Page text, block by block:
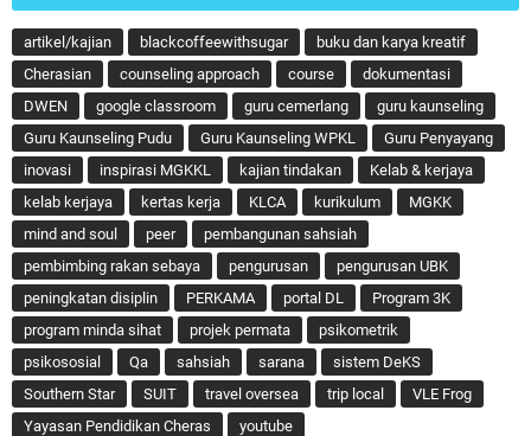
artikel/kajian blackcoffeewithsugar
buku dan karya kreatif
Cherasian
counseling approach course
dokumentasi
DWEN
google classroom guru cemerlang
guru kaunseling
Guru Kaunseling Pudu
Guru Kaunseling WPKL
Guru Penyayang
inovasi
inspirasi MGKKL kajian tindakan
Kelab & kerjaya
kelab kerjaya
kertas kerja KLCA kurikulum
MGKK
mind and soul
peer
pembangunan sahsiah
pembimbing rakan sebaya
pengurusan
pengurusan UBK
peningkatan disiplin
PERKAMA portal DL
Program 3K
program minda sihat
projek permata
psikometrik
psikososial
Qa sahsiah sarana
sistem DeKS
Southern Star
SUIT travel oversea trip local
VLE Frog
Yayasan Pendidikan Cheras
youtube